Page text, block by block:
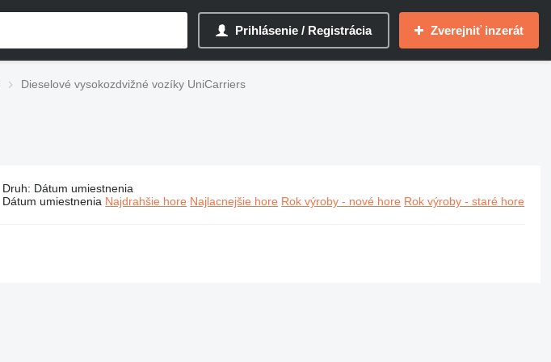
Prihlásenie / Registrácia Zverejniť inzerát
Dieselové vysokozdvižné vozíky UniCarriers
Druh: Dátum umiestnenia
Dátum umiestnenia Najdrahšie hore Najlacnejšie hore Rok výroby - nové hore Rok výroby - staré hore